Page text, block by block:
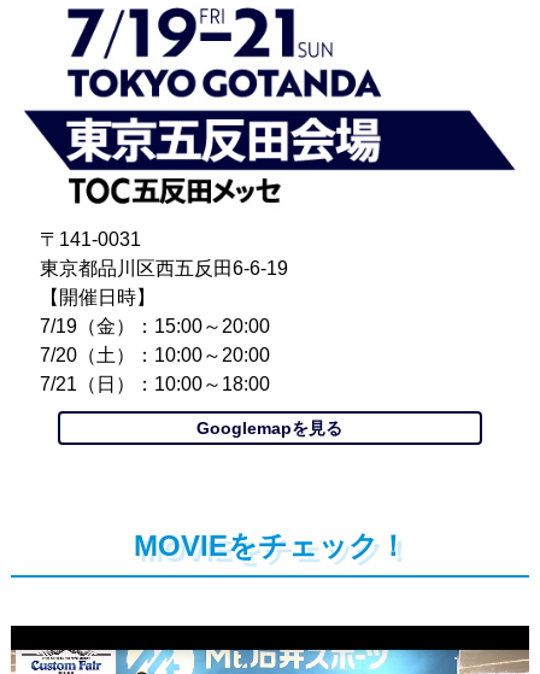
〒141-0031
東京都品川区西五反田6-6-19
【開催日時】
7/19（金）：15:00～20:00
7/20（土）：10:00～20:00
7/21（日）：10:00～18:00
Googlemapを見る
MOVIEをチェック！